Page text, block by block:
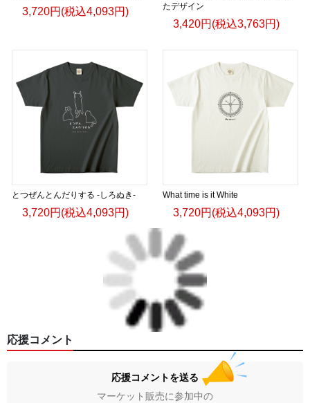
3,720円(税込4,093円)
たデザイン
3,420円(税込3,763円)
とつぜんとんだりする -しろぬき-
3,720円(税込4,093円)
What time is it White
3,720円(税込4,093円)
応援コメント
応援コメントを送る
マーケット販売に参加中の